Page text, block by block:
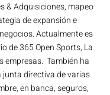
& Adquisiciones, mapeo
de expansión e
Actualmente es
de 365 Open Sports, La
empresas. También ha
junta directiva de varias
en banca, seguros,